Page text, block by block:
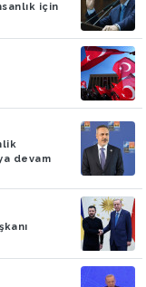
için
devam